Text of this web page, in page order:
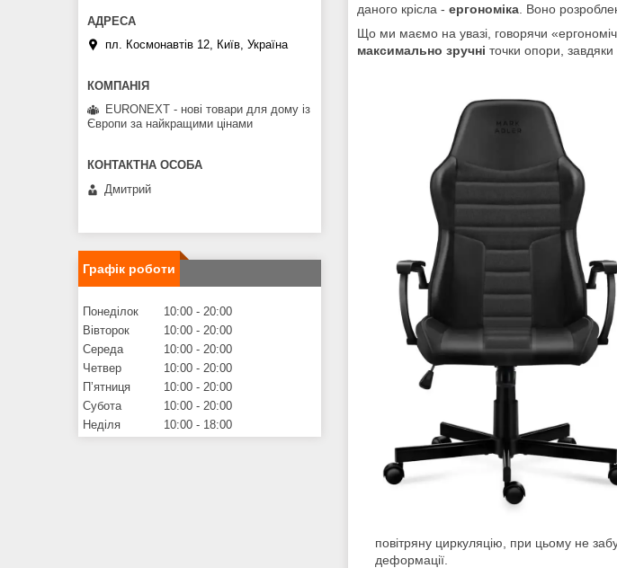
даного крісла - ергономіка . Воно
Що ми маємо на увазі, говорячи
максимально зручні точки опори,
повітряну циркуляцію, при цьому не
деформації.
пл. Космонавтів 12, Київ, Україна
EURONEXT - нові товари для дому із
Європи за найкращими цінами
Дмитрий
Графік роботи
Понеділок 10:00
20:00
Вівторок
10:00
20:00
Середа
10:00
20:00
Четвер
10:00
20:00
Пʼятниця
10:00
20:00
Субота
10:00
20:00
Неділя
10:00 18:00